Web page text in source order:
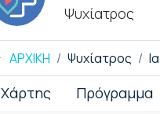
Ψυχίατρος
ΑΡΧΙΚΗ Ψυχίατρος
Χάρτης Πρόγραμμα